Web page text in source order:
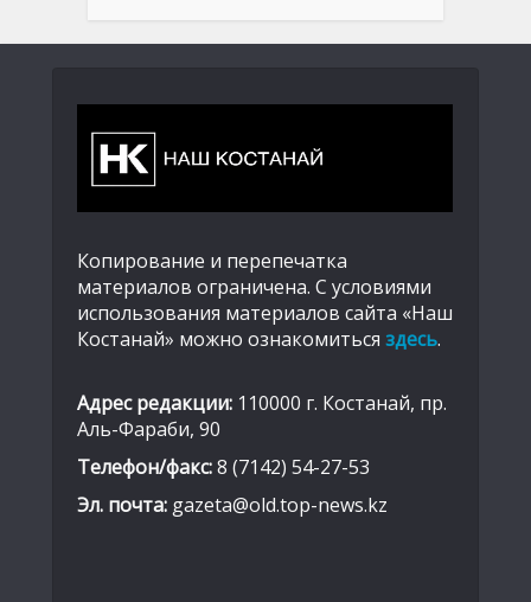
Копирование и перепечатка
материалов ограничена. С условиями
использования материалов сайта «Наш
Костанай» можно ознакомиться здесь.
Адрес редакции: 110000 г. Костанай, пр.
Аль-Фараби, 90
Телефон/факс:8 (7142) 54-27-53
Эл. почта: gazeta@old.top-news.kz